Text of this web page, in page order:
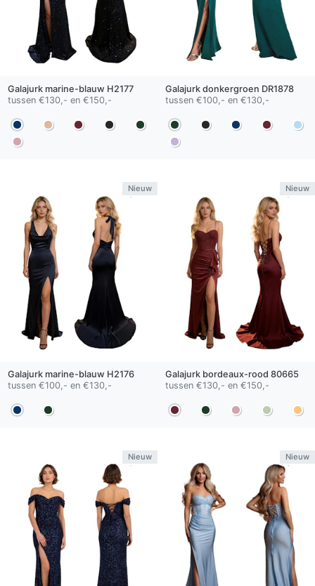
Galajurk marine-blauw H2177
tussen €130,- en €150,-
Galajurk donkergroen DR1878
tussen €100,- en €130,-
Nieuw
Galajurk marine-blauw H2176
tussen €100,- en €130,-
Nieuw
Galajurk bordeaux-rood 80665
tussen €130,- en €150,-
Nieuw Nieuw